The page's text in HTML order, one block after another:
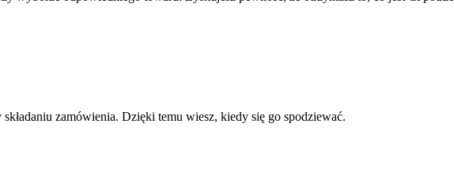
zamówienia. Dzięki temu wiesz, kiedy się go spodziewać.